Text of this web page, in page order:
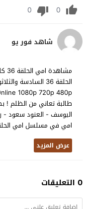
0
0
شاهد فور يو
طالبة تعاني من الظلم !
اليوسف - العنود سعود -
امي في مسلسل امي الحلقة 36 مباشر تحميل مجاني على
عرض المزيد
0 التعليقات